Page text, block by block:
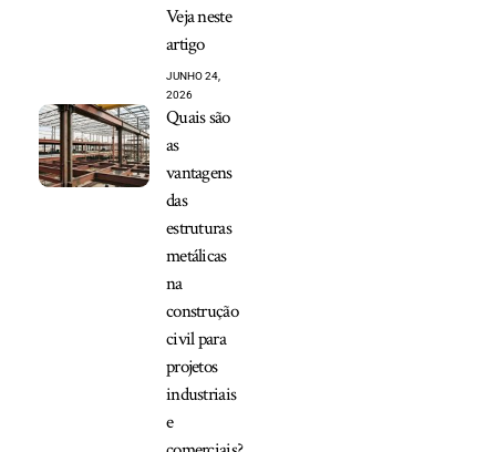
Veja neste
artigo
JUNHO 24,
2026
Quais são
as
vantagens
das
estruturas
metálicas
na
construção
civil para
projetos
industriais
e